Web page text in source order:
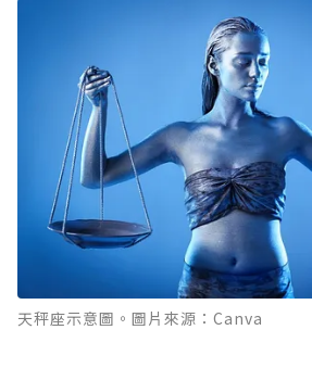
天秤座示意圖。圖片來源：Canva